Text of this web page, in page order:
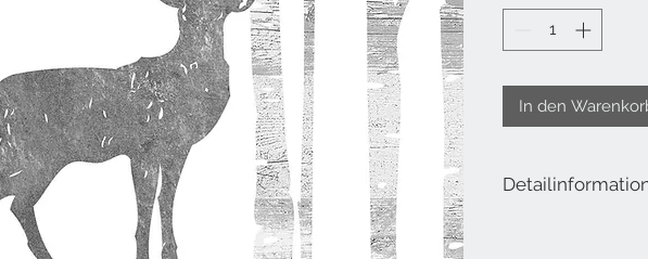
In den